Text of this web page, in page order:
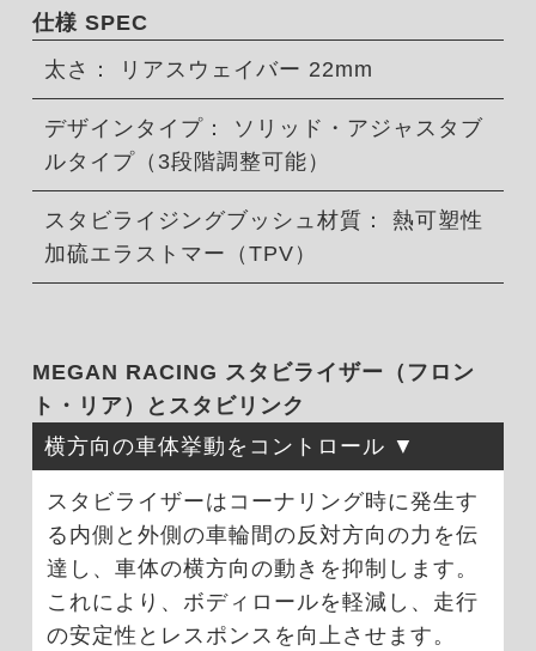
仕様 SPEC
太さ： リアスウェイバー 22mm
デザインタイプ： ソリッド・アジャスタブ
ルタイプ（3段階調整可能）
スタビライジングブッシュ材質： 熱可塑性
加硫エラストマー（TPV）
MEGAN RACING スタビライザー（フロン
ト・リア）とスタビリンク
横方向の車体挙動をコントロール
スタビライザーはコーナリング時に発生す
る内側と外側の車輪間の反対方向の力を伝
達し、車体の横方向の動きを抑制します。
これにより、ボディロールを軽減し、走行
の安定性とレスポンスを向上させます。